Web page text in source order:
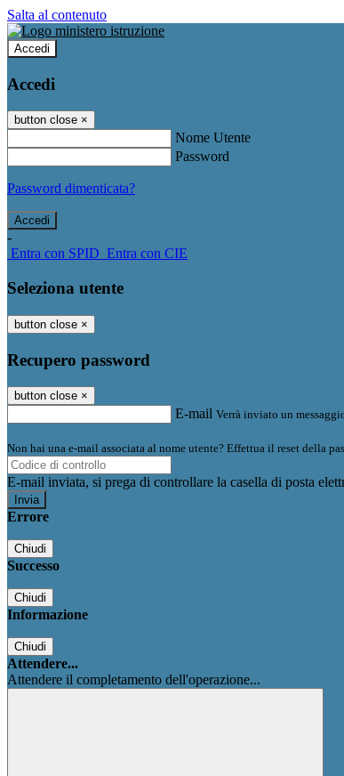
Salta al contenuto
Accedi
Accedi
button close ×
Nome Utente
Password
Password dimenticata?
-
Entra con SPID Entra con CIE
Seleziona utente
button close ×
Recupero password
button close ×
E-mail Verrà inviato un
Non hai una e-mail associata al nome utente? Effettua il reset della
E-mail inviata, si prega di controllare la casella di posta
Errore
Chiudi
Successo
Chiudi
Informazione
Chiudi
Attendere...
Attendere il completamento dell'operazione...